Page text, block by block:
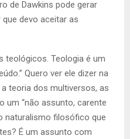
de Dawkins pode gerar
devo aceitar as
teológicos. Teologia é um
Quero ver ele dizer na
teoria dos multiversos, as
um “não assunto, carente
naturalismo filosófico que
É um assunto com